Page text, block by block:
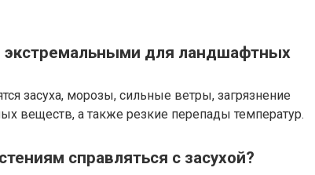
экстремальными для ландшафтных
засуха, морозы, сильные ветры, загрязнение
веществ, а также резкие перепады температур.
справляться с засухой?